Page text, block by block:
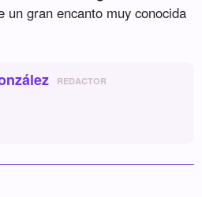
un gran encanto muy conocida
REDACTOR